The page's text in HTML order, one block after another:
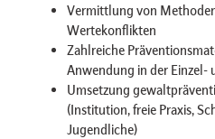
Vermittlung von
Wertekonflikten
Zahlreiche
Anwendung in der Einzel-
Umsetzung
(Institution, freie Praxis,
Jugendliche)